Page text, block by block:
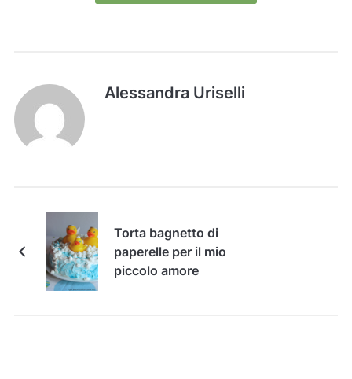
Alessandra Uriselli
Torta bagnetto di
paperelle per il mio
piccolo amore